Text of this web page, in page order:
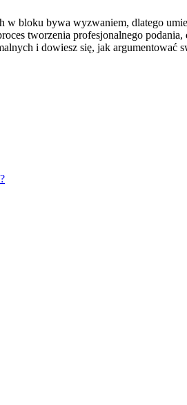
bloku bywa wyzwaniem, dlatego
tworzenia profesjonalnego
i dowiesz się, jak